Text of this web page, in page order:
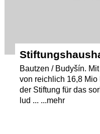
Bautzen / Budyšín.
von reichlich 16,8
der Stiftung für das
lud ... ...mehr